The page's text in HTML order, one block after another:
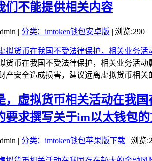
们不能提供相关内容
| 分类：imtoken钱包安卓版 | 浏览:290
货币在我国不受法律保护，相关业务活
产安全造成损害，建议远离虚拟货币相
，虚拟货币相关活动在我
要求撰写关于im以太钱包
| 分类：imtoken钱包苹果版下载 | 浏览